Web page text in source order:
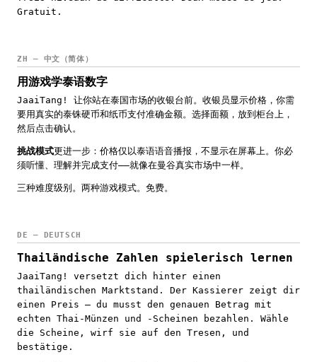
Gratuit.
ZH — 中文（简体）
用游戏学泰语数字
JaaiTang! 让你站在泰国市场的收银台前。收银员显示价格，你需
要用真实的泰铢硬币和纸币支付准确金额。选择面额，放到柜台上，
然后点击确认。
挑战模式更进一步：价格仅以泰语语音播报，不显示在屏幕上。你必
须听懂、理解并完成支付——就像在曼谷真实市场中一样。
三种难度级别。两种游戏模式。免费。
DE — DEUTSCH
Thailändische Zahlen spielerisch lernen
JaaiTang! versetzt dich hinter einen
thailändischen Marktstand. Der Kassierer zeigt dir
einen Preis — du musst den genauen Betrag mit
echten Thai-Münzen und -Scheinen bezahlen. Wähle
die Scheine, wirf sie auf den Tresen, und
bestätige.